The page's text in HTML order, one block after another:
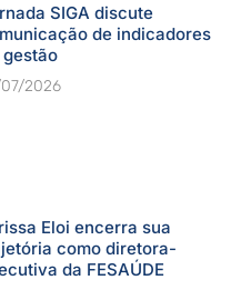
SIGA discute
de indicadores
gestão
2026
Eloi encerra sua
como diretora-
da FESAÚDE